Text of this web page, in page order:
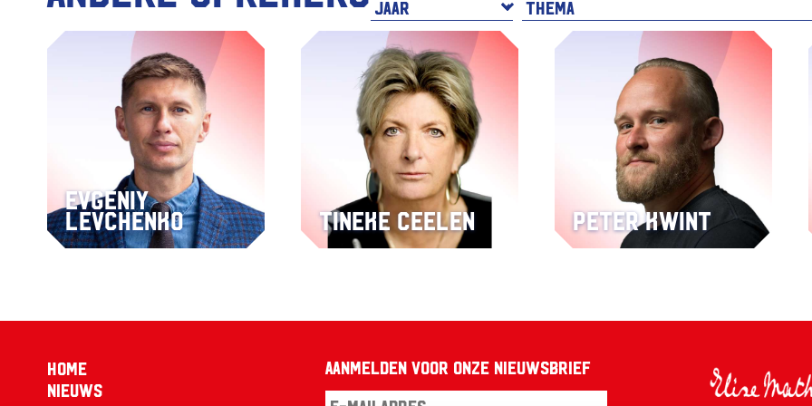
Evgeniy
Levchenko
Tineke Ceelen Peter Kwint
Home
Nieuws
Aanmelden voor onze nieuwsbrief